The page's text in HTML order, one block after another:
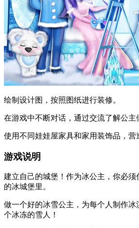
绘制设计图，按照图纸进行装修。
在游戏中不断对话，通过交流了解公主
使用不同娃娃屋家具和家用装饰品，营
游戏说明
建立自己的城堡！作为冰公主，你必须
的冰城堡里。
做一个好的冰雪公主，为每个人制作冰
个冰冻的雪人！